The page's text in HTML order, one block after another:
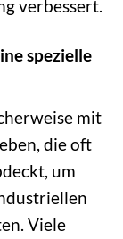
verbessert.
spezielle
mit
die oft
um
Viele